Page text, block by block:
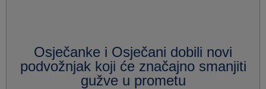
Osječanke i Osječani dobili novi
podvožnjak koji će značajno smanjiti
gužve u prometu